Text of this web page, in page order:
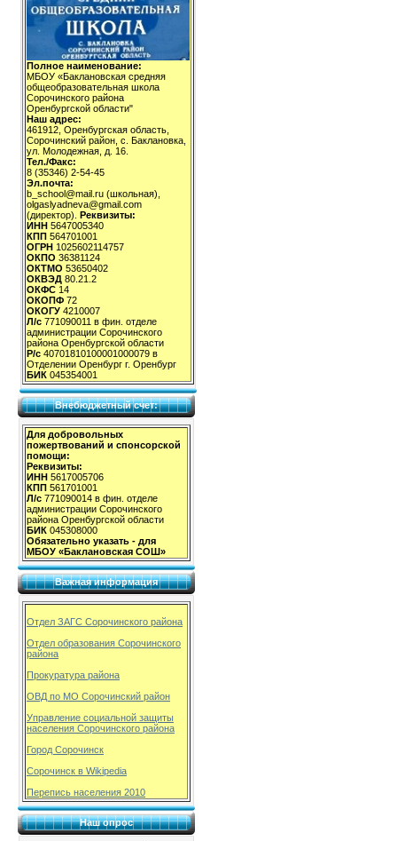
Полное наименование:
МБОУ «Баклановская средняя
общеобразовательная школа
Сорочинского района
Оренбургской области"
Наш адрес:
461912, Оренбургская область,
Сорочинский район, с. Баклановка,
ул. Молодежная, д. 16.
Тел./Факс:
8 (35346) 2-54-45
Эл.почта:
b_school@mail.ru (школьная),
olgaslyadneva@gmail.com
(директор). Реквизиты:
ИНН 5647005340
КПП 564701001
ОГРН 1025602114757
ОКПО 36381124
ОКТМО 53650402
ОКВЭД 80.21.2
ОКФС 14
ОКОПФ 72
ОКОГУ 4210007
Л/с 771090011 в фин. отделе
администрации Сорочинского
района Оренбургской области
Р/с 40701810100001000079 в
Отделении Оренбург г. Оренбург
БИК 045354001
Внебюджетный счет:
Для добровольных
пожертвований и спонсорской
помощи:
Реквизиты:
ИНН 5617005706
КПП 561701001
Л/с 771090014 в фин. отделе
администрации Сорочинского
района Оренбургской области
БИК 045308000
Обязательно указать - для
МБОУ «Баклановская СОШ»
Важная информация
Отдел ЗАГС Сорочинского района
Отдел образования Сорочинского
района
Прокуратура района
ОВД по МО Сорочинский район
Управление социальной защиты
населения Сорочинского района
Город Сорочинск
Сорочинск в Wikipedia
Перепись населения 2010
Наш опрос